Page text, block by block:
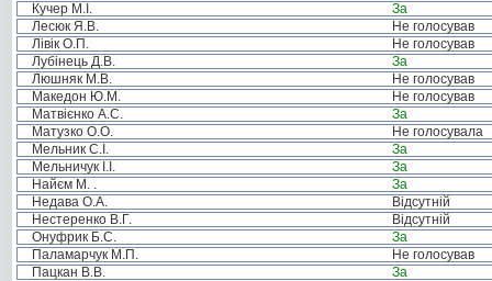
Кучер М.І.
За
Лесюк Я.В.
Не голосував
Лівік О.П.
Не голосував
Лубінець Д.В.
За
Люшняк М.В.
Не голосував
Македон Ю.М.
Не голосував
Матвієнко А.С.
За
Матузко О.О.
Не голосувала
Мельник С.І.
За
Мельничук І.І.
За
Найєм М. .
За
Недава О.А.
Відсутній
Нестеренко В.Г.
Відсутній
Онуфрик Б.С.
За
Паламарчук М.П.
Не голосував
Пацкан В.В.
За